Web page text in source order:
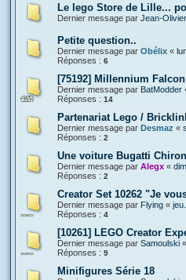
Le lego Store de Lille...
Dernier message par Jean-Olivier
Petite question..
Dernier message par Obélix «
Réponses : 6
[75192] Millennium Falcon
Dernier message par BatModder
Réponses : 14
Partenariat Lego /
Dernier message par Desmaz «
Réponses : 2
Une voiture Bugatti
Dernier message par Alegx «
Réponses : 2
Creator Set 10262 "Je
Dernier message par Flying «
Réponses : 4
[10261] LEGO Creator
Dernier message par Samoulski «
Réponses : 9
Minifigures Série 18